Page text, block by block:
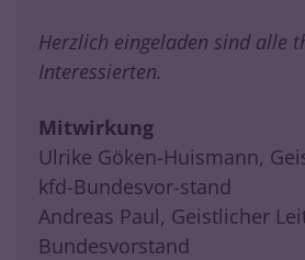
Herzlich eingeladen sind alle
Interessierten.
Mitwirkung
Ulrike Göken-Huismann,
kfd-Bundesvor-stand
Andreas Paul, Geistlicher
Bundesvorstand